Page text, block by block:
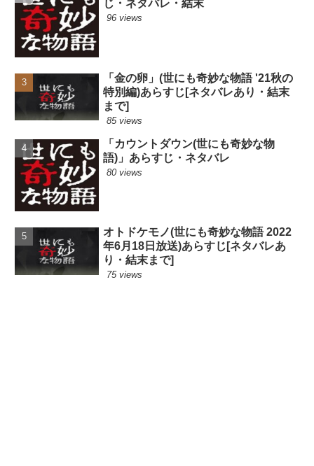
じ・ネタバレ・結末
96 views
「金の卵」(世にも奇妙な物語 '21秋の
特別編)あらすじ[ネタバレあり・結末
まで]
85 views
「カウントダウン(世にも奇妙な物
語)」あらすじ・ネタバレ
80 views
オトドケモノ(世にも奇妙な物語 2022
年6月18日放送)あらすじ[ネタバレあ
り・結末まで]
75 views